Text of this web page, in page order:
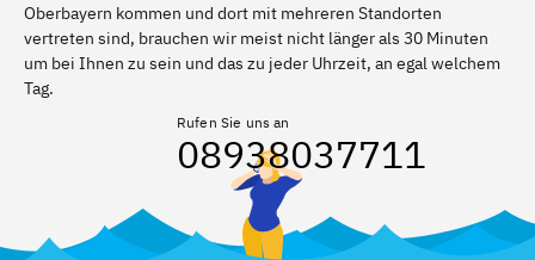
Oberbayern kommen und dort mit mehreren Standorten
vertreten sind, brauchen wir meist nicht länger als 30 Minuten
um bei Ihnen zu sein und das zu jeder Uhrzeit, an egal welchem
Tag.
Rufen Sie uns an
08938037711